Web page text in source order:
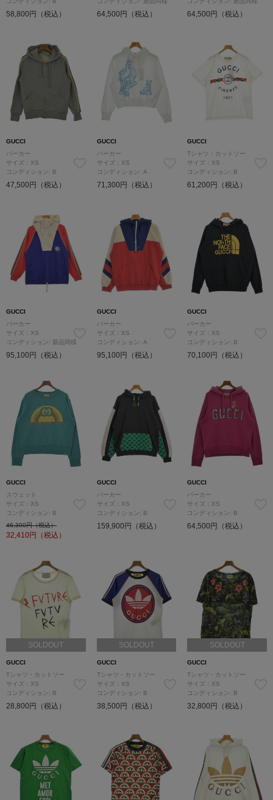
58,800円（税込） 64,500円（税込） 64,500円（税込）
GUCCI
パーカー
サイズ：XS
コンディション: B
47,500円（税込）
GUCCI
パーカー
サイズ：XS
コンディション: A
71,300円（税込）
GUCCI
Tシャツ・カットソー
サイズ：XS
コンディション: B
61,200円（税込）
GUCCI
パーカー
サイズ：XS
コンディション: 新品同様
95,100円（税込）
GUCCI
パーカー
サイズ：XS
コンディション: A
95,100円（税込）
GUCCI
パーカー
サイズ：XS
コンディション: B
70,100円（税込）
GUCCI
スウェット
サイズ：XS
コンディション: B
46,300円（税込）
32,410円（税込）
GUCCI
パーカー
サイズ：XS
コンディション: B
159,900円（税込）
GUCCI
パーカー
サイズ：XS
コンディション: B
64,500円（税込）
SOLDOUT
GUCCI
Tシャツ・カットソー
サイズ：XS
コンディション: B
28,800円（税込）
SOLDOUT
GUCCI
Tシャツ・カットソー
サイズ：XS
コンディション: B
38,500円（税込）
SOLDOUT
GUCCI
Tシャツ・カットソー
サイズ：XS
コンディション: B
32,800円（税込）